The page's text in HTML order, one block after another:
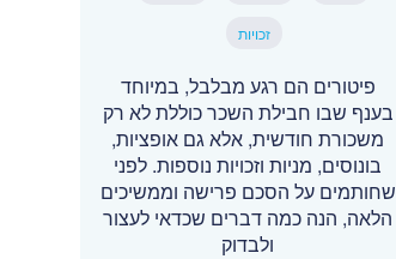
זכויות
פיטורים הם רגע מבלבל, במיוחד
בענף שבו חבילת השכר כוללת לא רק
משכורת חודשית, אלא גם אופציות,
בונוסים, מניות וזכויות נוספות. לפני
שחותמים על הסכם פרישה וממשיכים
הלאה, הנה כמה דברים שכדאי לעצור
ולבדוק